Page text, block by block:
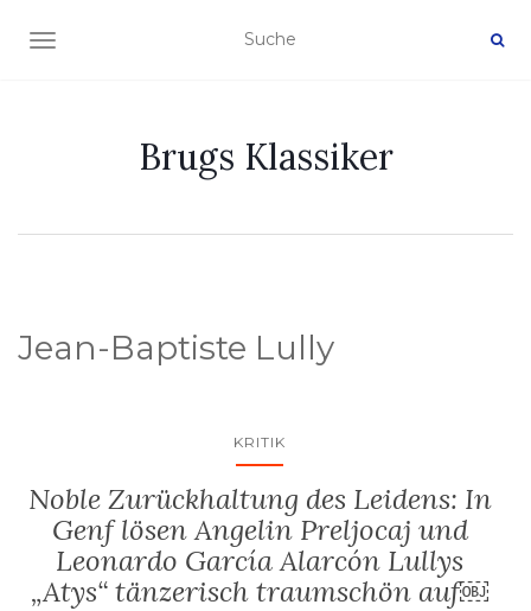
NAVIGATION EIN-/AUSSCHALTEN
Brugs Klassiker
Jean-Baptiste Lully
KRITIK
Noble Zurückhaltung des Leidens: In
Genf lösen Angelin Preljocaj und
Leonardo García Alarcón Lullys
„Atys“ tänzerisch traumschön auf￼